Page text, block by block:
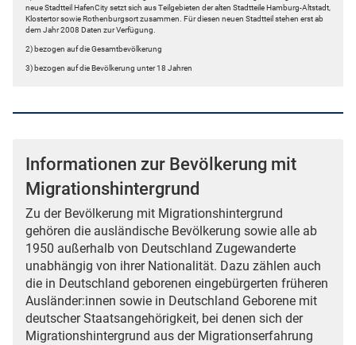
neue Stadtteil HafenCity setzt sich aus Teilgebieten der alten Stadtteile Hamburg-Altstadt,
Klostertor sowie Rothenburgsort zusammen. Für diesen neuen Stadtteil stehen erst ab
dem Jahr 2008 Daten zur Verfügung.
2) bezogen auf die Gesamtbevölkerung
3) bezogen auf die Bevölkerung unter 18 Jahren
Informationen zur Bevölkerung mit
Migrationshintergrund
Zu der Bevölkerung mit Migrationshintergrund
gehören die ausländische Bevölkerung sowie alle ab
1950 außerhalb von Deutschland Zugewanderte
unabhängig von ihrer Nationalität. Dazu zählen auch
die in Deutschland geborenen eingebürgerten früheren
Ausländer:innen sowie in Deutschland Geborene mit
deutscher Staatsangehörigkeit, bei denen sich der
Migrationshintergrund aus der Migrationserfahrung